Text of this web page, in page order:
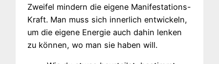
Zweifel mindern die eigene Manifestations-
Kraft. Man muss sich innerlich entwickeln,
um die eigene Energie auch dahin lenken
zu können, wo man sie haben will.